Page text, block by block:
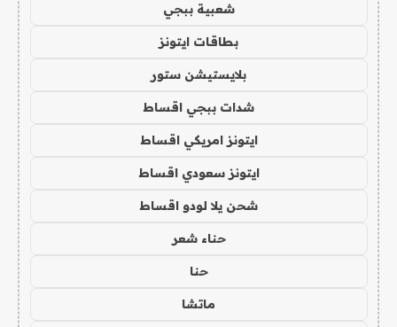
شعبية ببجي
بطاقات ايتونز
بلايستيشن ستور
شدات ببجي اقساط
ايتونز امريكي اقساط
ايتونز سعودي اقساط
شحن يلا لودو اقساط
حناء شعر
حنا
ماتشا